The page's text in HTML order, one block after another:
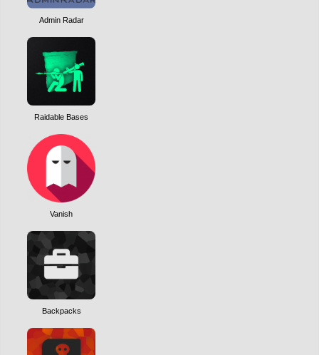
Admin Radar
Raidable Bases
Vanish
Backpacks